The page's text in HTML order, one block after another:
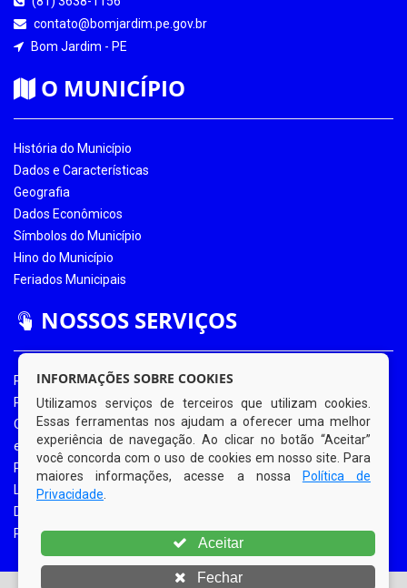
contato@bomjardim.pe.gov.br
Bom Jardim - PE
O MUNICÍPIO
História do Município
Dados e Características
Geografia
Dados Econômicos
Símbolos do Município
Hino do Município
Feriados Municipais
NOSSOS SERVIÇOS
Portal da Transparência
Portal da Transparência COVID-19
Ouvidoria Eletrônica
e-SIC
Processos de Licitação
Licitações em Andamento
Diário Oficial
Portal do Contribuinte
INFORMAÇÕES SOBRE COOKIES
Utilizamos serviços de terceiros que utilizam cookies.
Essas ferramentas nos ajudam a oferecer uma melhor
experiência de navegação. Ao clicar no botão “Aceitar”
você concorda com o uso de cookies em nosso site. Para
maiores informações, acesse a nossa
Política de
Privacidade
Aceitar
Fechar